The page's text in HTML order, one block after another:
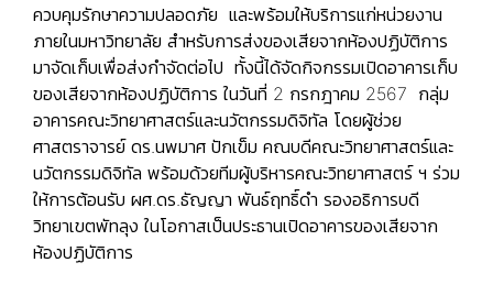
ควบคุมรักษาความปลอดภัย และพร้อมให้บริการแก่หน่วยงาน
ภายในมหาวิทยาลัย สำหรับการส่งของเสียจากห้องปฏิบัติการ
มาจัดเก็บเพื่อส่งกำจัดต่อไป ทั้งนี้ได้จัดกิจกรรมเปิดอาคารเก็บ
ของเสียจากห้องปฏิบัติการ ในวันที่ 2 กรกฎาคม 2567 กลุ่ม
อาคารคณะวิทยาศาสตร์และนวัตกรรมดิจิทัล โดยผู้ช่วย
ศาสตราจารย์ ดร.นพมาศ ปักเข็ม คณบดีคณะวิทยาศาสตร์และ
นวัตกรรมดิจิทัล พร้อมด้วยทีมผู้บริหารคณะวิทยาศาสตร์ ฯ ร่วม
ให้การต้อนรับ ผศ.ดร.ธัญญา พันธ์ฤทธิ์ดำ รองอธิการบดี
วิทยาเขตพัทลุง ในโอกาสเป็นประธานเปิดอาคารของเสียจาก
ห้องปฏิบัติการ